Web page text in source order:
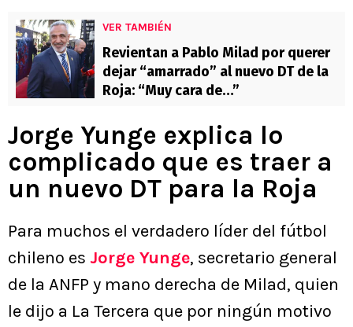
VER TAMBIÉN
Revientan a Pablo Milad por querer
dejar “amarrado” al nuevo DT de la
Roja: “Muy cara de…”
Jorge Yunge explica lo
complicado que es traer a
un nuevo DT para la Roja
Para muchos el verdadero líder del fútbol
chileno es Jorge Yunge, secretario general
de la ANFP y mano derecha de Milad, quien
le dijo a La Tercera que por ningún motivo